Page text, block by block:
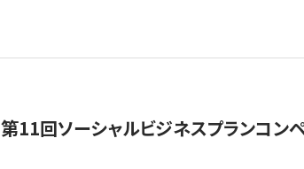
第11回ソーシャルビジネスプランコン